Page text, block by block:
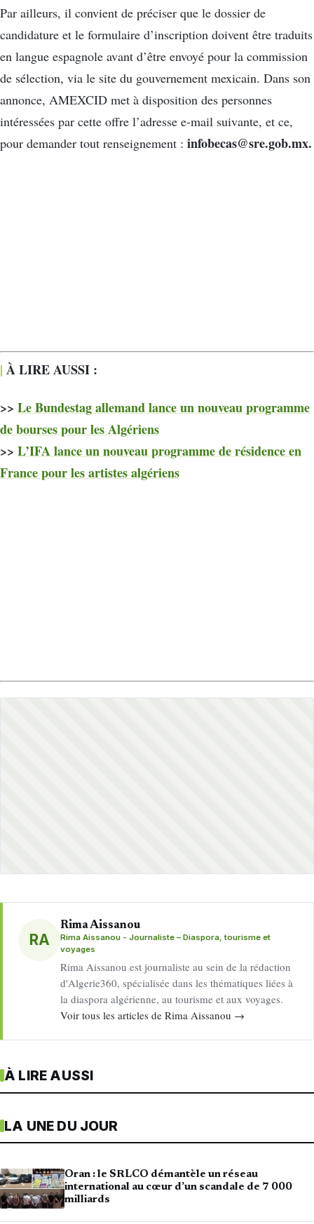
Par ailleurs, il convient de préciser que le dossier de
candidature et le formulaire d’inscription doivent être traduits
en langue espagnole avant d’être envoyé pour la commission
de sélection, via le site du gouvernement mexicain. Dans son
annonce, AMEXCID met à disposition des personnes
intéressées par cette offre l’adresse e-mail suivante, et ce,
pour demander tout renseignement : infobecas@sre.gob.mx.
| À LIRE AUSSI :
>> Le Bundestag allemand lance un nouveau programme
de bourses pour les Algériens
>> L’IFA lance un nouveau programme de résidence en
France pour les artistes algériens
RA
Rima Aissanou
Rima Aissanou - Journaliste – Diaspora, tourisme et
voyages
Rima Aissanou est journaliste au sein de la rédaction
d'Algerie360, spécialisée dans les thématiques liées à
la diaspora algérienne, au tourisme et aux voyages.
Voir tous les articles de Rima Aissanou →
À LIRE AUSSI
LA UNE DU JOUR
Oran : le SRLCO démantèle un réseau
international au cœur d’un scandale de 7 000
milliards